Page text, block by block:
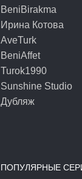
BeniBirakma
Ирина Котова
AveTurk
BeniAffet
Turok1990
Sunshine Studio
Дубляж
ПОПУЛЯРНЫЕ